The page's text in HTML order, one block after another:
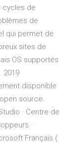
cycles de
de
qui permet de
sites de
OS supportés
2019
disponible
source.
· Centre de
·
Français (